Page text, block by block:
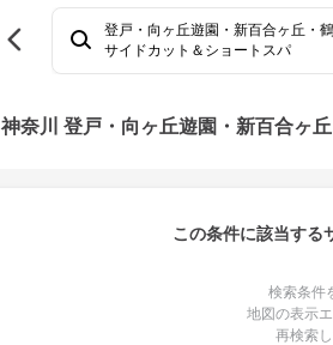
登戸・向ヶ丘遊園・新百合ヶ丘・鶴
サイドカット＆ショートスパ
神奈川 登戸・向ヶ丘遊園・新百合ヶ
この条件に該当する
検索条件
地図の表示
再検索